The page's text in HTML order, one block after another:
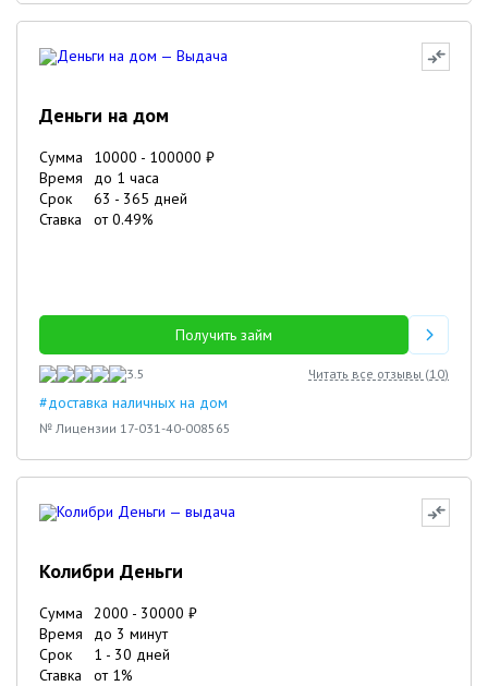
Деньги на дом
Сумма 10000 - 100000 ₽
Время
до 1 часа
Срок
63 - 365 дней
Ставка
от0.49%
Получить займ
3.5 Читать все отзывы (10)
#доставка наличных на дом
№ Лицензии 17-031-40-008565
Колибри Деньги
Сумма 2000 - 30000 ₽
Время
до 3 минут
Срок
1 - 30 дней
Ставка
от 1%